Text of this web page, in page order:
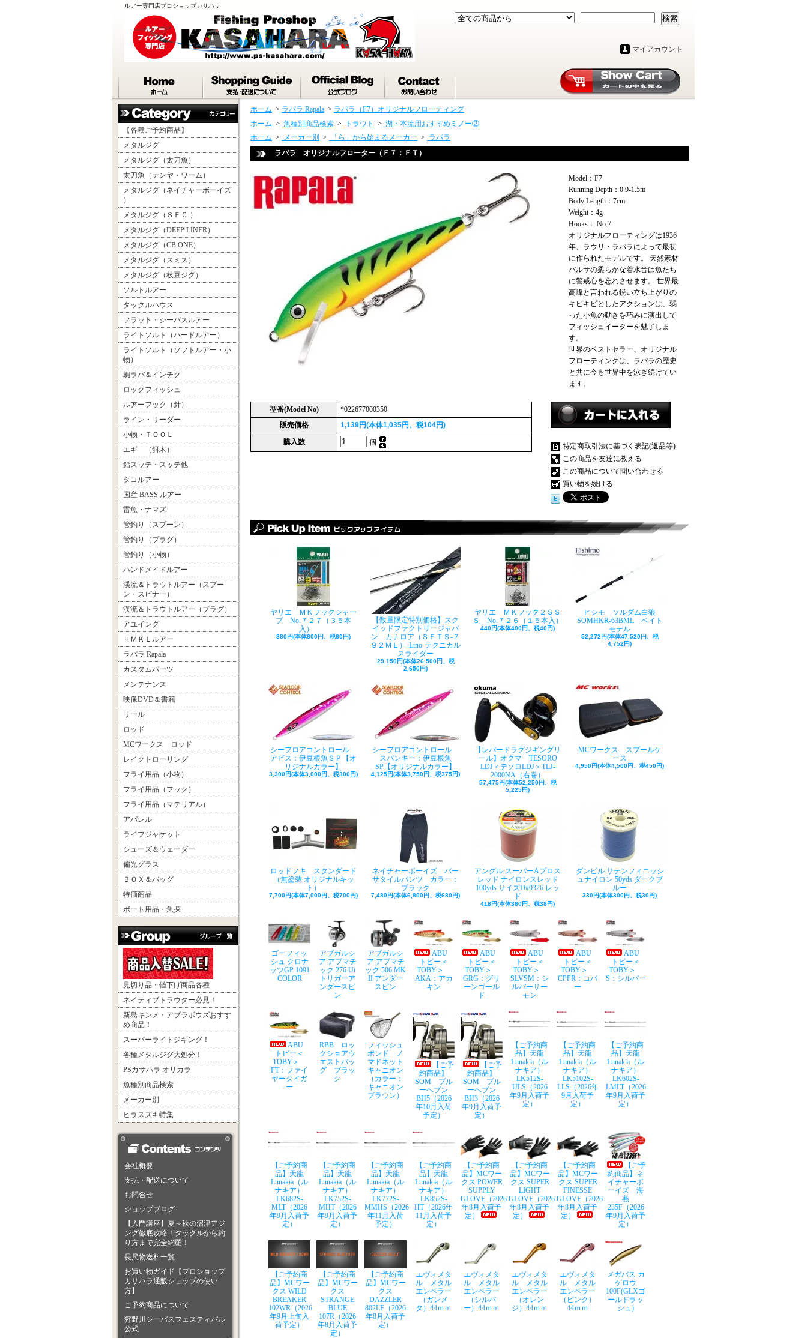
ルアー専門店プロショップカサハラ
検索
マイアカウント
【各種ご予約商品】
メタルジグ
メタルジグ（太刀魚）
太刀魚（テンヤ・ワーム）
メタルジグ（ネイチャーボーイズ
）
メタルジグ（ＳＦＣ ）
メタルジグ（DEEP LINER）
メタルジグ（CB ONE）
メタルジグ（スミス）
メタルジグ（枝豆ジグ）
ソルトルアー
タックルハウス
フラット・シーバスルアー
ライトソルト（ハードルアー）
ライトソルト（ソフトルアー・小
物）
鯛ラバ＆インチク
ロックフィッシュ
ルアーフック（針）
ライン・リーダー
小物・ＴＯＯＬ
エギ （餌木）
鉛スッテ・スッテ他
タコルアー
国産 BASS ルアー
雷魚・ナマズ
管釣り（スプーン）
管釣り（プラグ）
管釣り（小物）
ハンドメイドルアー
渓流＆トラウトルアー（スプー
ン・スピナー）
渓流＆トラウトルアー（プラグ）
アユイング
ＨＭＫＬルアー
ラパラ Rapala
カスタムパーツ
メンテナンス
映像DVD＆書籍
リール
ロッド
MCワークス ロッド
レイクトローリング
フライ用品（小物）
フライ用品（フック）
フライ用品（マテリアル）
アパレル
ライフジャケット
シューズ＆ウェーダー
偏光グラス
ＢＯＸ＆バッグ
特価商品
ボート用品・魚探
見切り品・値下げ商品各種
ネイティブトラウター必見！
新島キンメ・アブラボウズおすす
め商品！
スーパーライトジギング！
各種メタルジグ大処分！
PSカサハラ オリカラ
魚種別商品検索
メーカー別
ヒラスズキ特集
会社概要
支払・配送について
お問合せ
ショップブログ
【入門講座】夏～秋の沼津アジ
ング徹底攻略！タックルから釣
り方まで完全網羅！
長尺物送料一覧
お買い物ガイド【プロショップ
カサハラ通販ショップの使い
方】
ご予約商品について
狩野川シーバスフェスティバル
公式
ホーム > ラパラ Rapala > ラパラ（F7）オリジナルフローティング
ホーム > 魚種別商品検索 > トラウト > 湖・本流用おすすめミノー②
ホーム > メーカー別 > 「ら」から始まるメーカー > ラパラ
ラパラ オリジナルフローター（Ｆ７：ＦＴ）
Model：F7
Running Depth：0.9-1.5m
Body Length：7cm
Weight：4g
Hooks： No.7
オリジナルフローティングは1936
年、ラウリ・ラパラによって最初
に作られたモデルです。 天然素材
バルサの柔らかな着水音は魚たち
に警戒心を忘れさせます。 世界最
高峰と言われる鋭い立ち上がりの
キビキビとしたアクションは、弱
った小魚の動きを巧みに演出して
フィッシュイーターを魅了しま
す。
世界のベストセラー、オリジナル
フローティングは、ラパラの歴史
と共に今も世界中を泳ぎ続けてい
ます。
型番(Model No)
*022677000350
販売価格
1,139円(本体1,035円、税104円)
購入数
個
特定商取引法に基づく表記(返品等)
この商品を友達に教える
この商品について問い合わせる
買い物を続ける
ヤリエ ＭＫフックシャー
プ No.７２７（３５本
入）
880円(本体800円、税80円)
【数量限定特別価格】スク
イッドファクトリージャパ
ン カナロア（ＳＦＴＳ-７
９２ＭＬ）-Lino-テクニカル
スライダー
29,150円(本体26,500円、税
2,650円)
ヤリエ ＭＫフック２ＳＳ
Ｓ No.７２６（１５本入）
440円(本体400円、税40円)
ヒシモ ソルダム白狼
SOMHKR-63BML ベイト
モデル
52,272円(本体47,520円、税
4,752円)
シーフロアコントロール
アビス：伊豆根魚ＳＰ【オ
リジナルカラー】
3,300円(本体3,000円、税300円)
シーフロアコントロール
スパンキー：伊豆根魚
SP【オリジナルカラー】
4,125円(本体3,750円、税375円)
【レバードラグジギングリ
ール】オクマ TESORO
LDJ＜テソロLDJ＞TLJ-
2000NA（右巻）
57,475円(本体52,250円、税
5,225円)
MCワークス スプールケ
ース
4,950円(本体4,500円、税450円)
ロッドフキ スタンダード
（無塗装 オリジナルキッ
ト）
7,700円(本体7,000円、税700円)
ネイチャーボーイズ バー
サタイルパンツ カラー：
ブラック
7,480円(本体6,800円、税680円)
アングル スーパーAプロス
レッド ナイロンスレッド
100yds サイズD#0326 レッ
ド
418円(本体380円、税38円)
ダンビル サテンフィニッシ
ュナイロン 50yds ダークブ
ルー
330円(本体300円、税30円)
ゴーフィッ
シュ クロナ
ッツGP 1091
COLOR
アブガルシ
ア アブマチ
ック 276 Ui
トリガーア
ンダースピ
ン
アブガルシ
ア アブマチ
ック 506 MK
II アンダー
スピン
ABU
トビー＜
TOBY＞
AKA：アカ
キン
ABU
トビー＜
TOBY＞
GRG：グリ
ーンゴール
ド
ABU
トビー＜
TOBY＞
SLVSM：シ
ルバーサー
モン
ABU
トビー＜
TOBY＞
CPPR：コパ
ー
ABU
トビー＜
TOBY＞
S：シルバー
ABU
トビー＜
TOBY＞
FT：ファイ
ヤータイガ
ー
RBB ロッ
クショアウ
エストバッ
グ ブラッ
ク
フィッシュ
ポンド ノ
マドネット
キャニオン
（カラー：
キャニオン
ブラウン）
【ご予
約商品】
SOM ブル
ーヘブン
BH5（2026
年10月入荷
予定）
【ご予
約商品】
SOM ブル
ーヘブン
BH3（2026
年9月入荷予
定）
【ご予約商
品】天龍
Lunakia（ル
ナキア）
LK512S-
ULS（2026
年9月入荷予
定）
【ご予約商
品】天龍
Lunakia（ル
ナキア）
LK5102S-
LLS（2026年
9月入荷予
定）
【ご予約商
品】天龍
Lunakia（ル
ナキア）
LK602S-
LMLT（2026
年9月入荷予
定）
【ご予約商
品】天龍
Lunakia（ル
ナキア）
LK682S-
MLT（2026
年9月入荷予
定）
【ご予約商
品】天龍
Lunakia（ル
ナキア）
LK752S-
MHT（2026
年9月入荷予
定）
【ご予約商
品】天龍
Lunakia（ル
ナキア）
LK772S-
MMHS（2026
年11月入荷
予定）
【ご予約商
品】天龍
Lunakia（ル
ナキア）
LK852S-
HT（2026年
11月入荷予
定）
【ご予約商
品】MCワー
クス POWER
SUPPLY
GLOVE（2026
年8月入荷予
定）
【ご予約商
品】MCワー
クス SUPER
LIGHT
GLOVE（2026
年8月入荷予
定）
【ご予約商
品】MCワー
クス SUPER
FINESSE
GLOVE（2026
年8月入荷予
定）
【ご予
約商品】ネ
イチャーボ
ーイズ 海
燕
235F（2026
年9月入荷予
定）
【ご予約商
品】MCワー
クス WILD
BREAKER
102WR（2026
年9月上旬入
荷予定）
【ご予約商
品】MCワー
クス
STRANGE
BLUE
107R（2026
年8月入荷予
定）
【ご予約商
品】MCワー
クス
DAZZLER
802LF（2026
年8月入荷予
定）
エヴォメタ
ル メタル
エンペラー
（ガンメ
タ）44ｍｍ
エヴォメタ
ル メタル
エンペラー
（シルバ
ー）44ｍｍ
エヴォメタ
ル メタル
エンペラー
（オレン
ジ）44ｍｍ
エヴォメタ
ル メタル
エンペラー
（ピンク）
44ｍｍ
メガバス カ
ゲロウ
100F(GLXゴ
ールドラッ
シュ)